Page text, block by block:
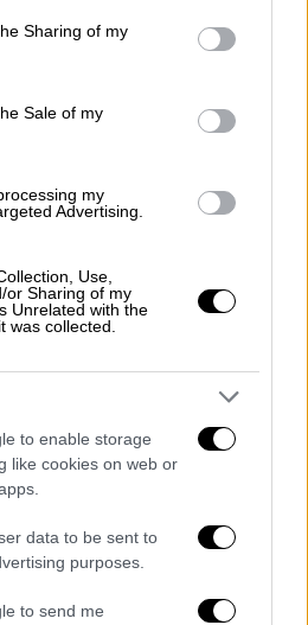
behaviour. You may click to
and its third-party tags to
purposes in below Google
Sharing of my
Sale of my
my
Advertising.
Use,
or Sharing of my
Unrelated with the
was collected.
to enable storage
like cookies on web or
data to be sent to
purposes.
to send me
με τον σύζυγό της,
ενός μήνα γιο τους.
των Χριστουγέννων,
έκανε μια τρυφερή
media, όπου φαίνεται να
το χριστουγεννιάτικο
μωράκι της.